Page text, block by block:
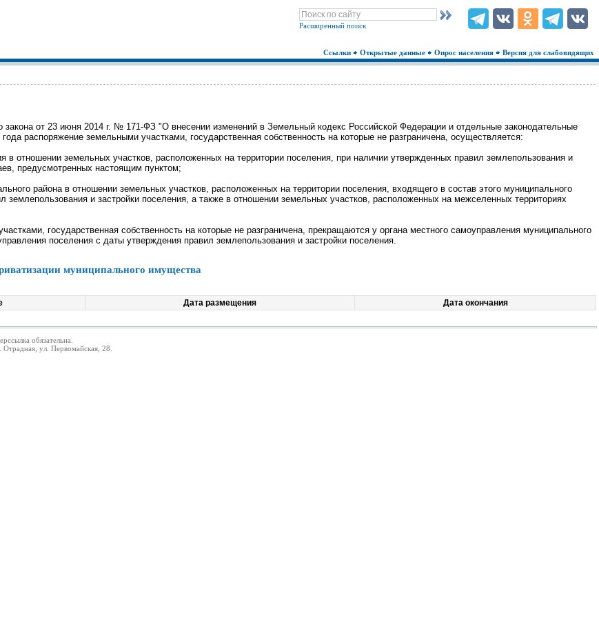
Расширенный поиск
Ссылки Открытые данные Опрос населения Версия для слабовидящих
закона от 23 июня 2014 г. № 171-ФЗ "О внесении изменений в Земельный кодекс Российской Федерации и отдельные законодательные
распоряжение земельными участками, государственная собственность на которые не разграничена, осуществляется:
в отношении земельных участков, расположенных на территории поселения, при наличии утвержденных правил землепользования и
предусмотренных настоящим пунктом;
района в отношении земельных участков, расположенных на территории поселения, входящего в состав этого муниципального
землепользования и застройки поселения, а также в отношении земельных участков, расположенных на межселенных территориях
государственная собственность на которые не разграничена, прекращаются у органа местного самоуправления муниципального
поселения с даты утверждения правил землепользования и застройки поселения.
муниципального имущества
Дата размещения Дата окончания
обязательна.
ул. Первомайская, 28.